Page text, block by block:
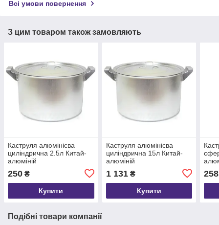
Всі умови повернення
З цим товаром також замовляють
Каструля алюмінієва
циліндрична 2.5л Китай-
алюміній
250 ₴
Купити
Каструля алюмінієва
циліндрична 15л Китай-
алюміній
1 131₴
Купити
258
Подібні товари компанії